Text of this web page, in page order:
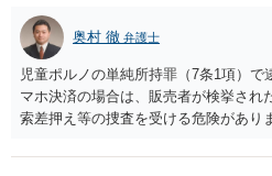
奥村 徹 弁護士
児童ポルノの単純所持罪（7条1項）
マホ決済の場合は、販売者が検挙され
索差押え等の捜査を受ける危険があり